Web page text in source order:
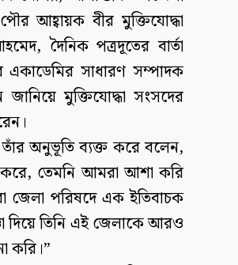
আহ্বায়ক বীর মুক্তিযোদ্ধা
দৈনিক পত্রদূতের বার্তা
একাডেমির সাধারণ সম্পাদক
মুক্তিযোদ্ধা সংসদের
অনুভূতি ব্যক্ত করে বলেন,
করে, তেমনি আমরা আশা করি
জেলা পরিষদে এক ইতিবাচক
দিয়ে তিনি এই জেলাকে আরও
করি।”